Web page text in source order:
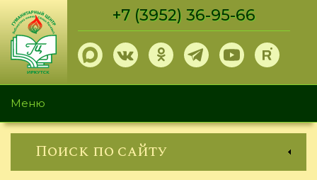
Перейти
основному
содержанию
+7 (3952) 36-95-66
Меню
Поиск по сайту